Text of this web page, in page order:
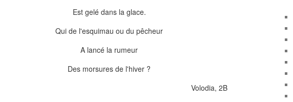
Est gelé dans la glace.
Qui de l'esquimau ou du pêcheur
A lancé la rumeur
Des morsures de l'hiver ?
2B